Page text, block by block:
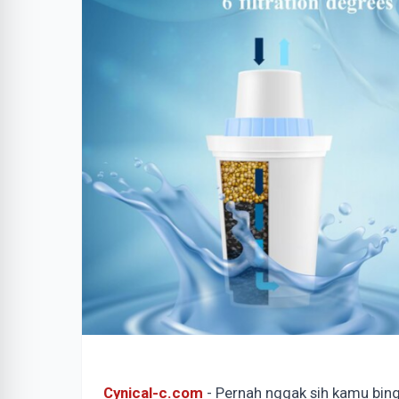
Cynical-c.com - Pernah nggak sih kamu